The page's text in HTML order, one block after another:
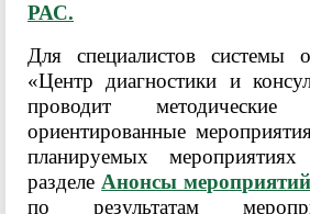
РАС.
Для специалистов системы
«Центр диагностики и
проводит
ориентированные
планируемых мероприятиях
разделе Анонсы
по результатам